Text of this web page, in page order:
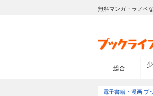
無料マンガ・ラノベ
総合
電子書籍・漫画 ブ